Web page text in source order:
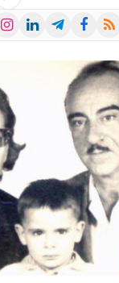
Instagram
LinkedInTelegramFacebook
RSS